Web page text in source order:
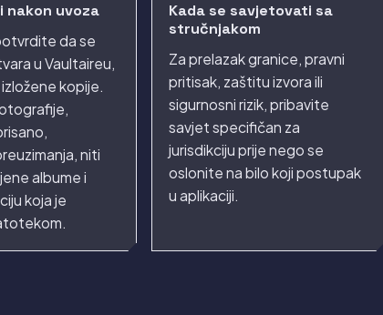
nakon uvoza
da se
u Vaultaireu,
kopije.
niti
albume i
koja je
Kada se savjetovati sa
stručnjakom
Za prelazak granice, pravni
pritisak, zaštitu izvora ili
sigurnosni rizik, pribavite
savjet specifičan za
jurisdikciju prije nego se
oslonite na bilo koji postupak
u aplikaciji.